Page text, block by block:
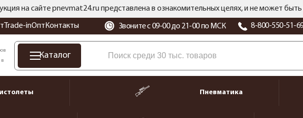
на сайте pnevmat24.ru представлена в ознакомительных целях, и не может
Trade-inОпт Контакты Звоните с 09-00 до 21-00 по МСК 8-800-550-51-
в
Каталог
Пневматика